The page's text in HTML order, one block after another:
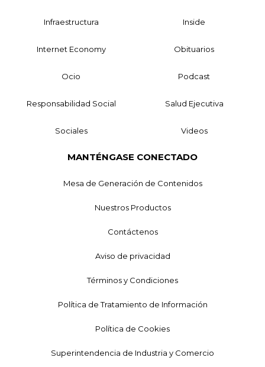
Infraestructura Inside
Internet Economy Obituarios
Ocio Podcast
Responsabilidad Social Salud Ejecutiva
Sociales Videos
MANTÉNGASE CONECTADO
Mesa de Generación de Contenidos
Nuestros Productos
Contáctenos
Aviso de privacidad
Términos y Condiciones
Política de Tratamiento de Información
Política de Cookies
Superintendencia de Industria y Comercio